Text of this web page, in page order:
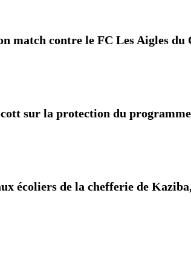
match contre le FC Les Aigles du
sur la protection du
écoliers de la chefferie de